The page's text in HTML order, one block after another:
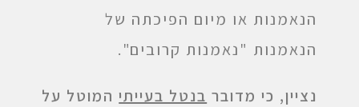
הנאמנות או מיום הפיכתה של
הנאמנות "נאמנות קרובים".
נציין, כי מדובר בנטל בעייתיהמוטל על